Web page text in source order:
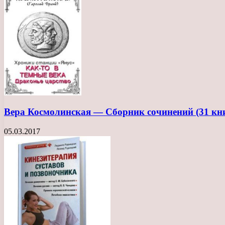
Вера Космолинская — Сборник сочинений (31
05.03.2017